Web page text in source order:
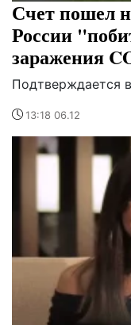
Счет пошел
России
заражения
Подтверждается
13:18 06.12